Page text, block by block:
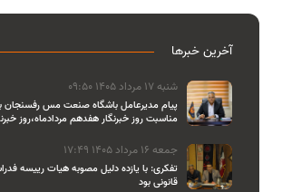
آخرین خبرها
شنبه 17 مرداد 1405 09:50
پیام مدیرعامل باشگاه صنعت مس رفسنجان
مناسبت روز خبرنگار هفدهم مردادماه،روز
جمعه 16 مرداد 1405 17:49
تفکری: با یازده دلیل مصوبه هیات رییسه
قانونی بود